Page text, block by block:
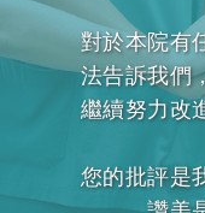
對於本院有
法告訴我們
繼續努力改
您的批評是